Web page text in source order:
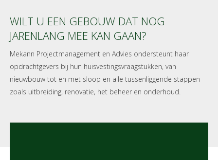
WILT U EEN GEBOUW DAT NOG
JARENLANG MEE KAN GAAN?
Mekann Projectmanagement en Advies ondersteunt haar
opdrachtgevers bij hun huisvestingsvraagstukken, van
nieuwbouw tot en met sloop en alle tussenliggende stappen
zoals uitbreiding, renovatie, het beheer en onderhoud.